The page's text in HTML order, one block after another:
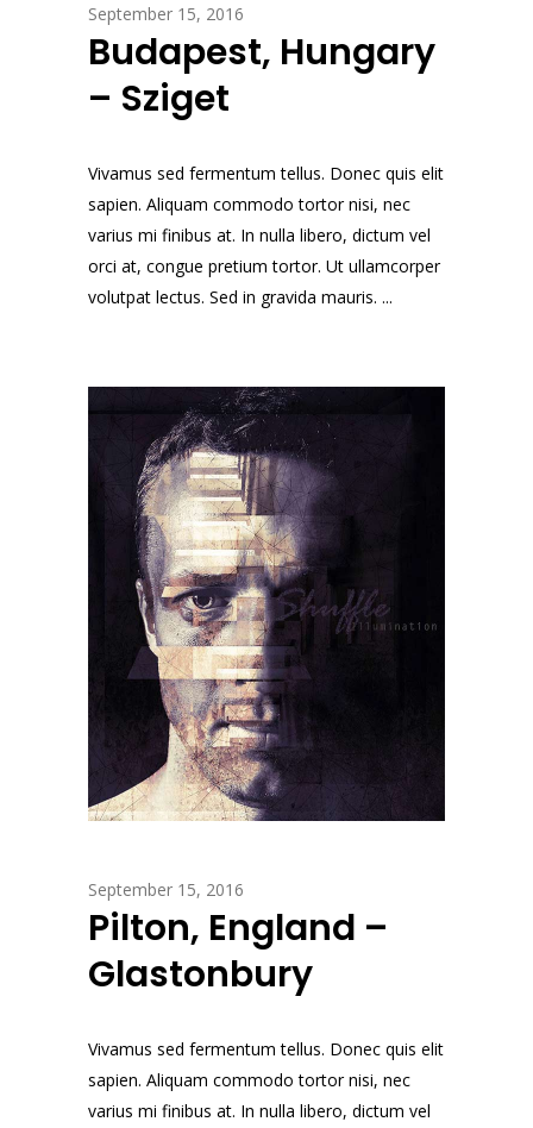
September 15, 2016
Budapest, Hungary
– Sziget
Vivamus sed fermentum tellus. Donec quis elit
sapien. Aliquam commodo tortor nisi, nec
varius mi finibus at. In nulla libero, dictum vel
orci at, congue pretium tortor. Ut ullamcorper
volutpat lectus. Sed in gravida mauris. ...
September 15, 2016
Pilton, England –
Glastonbury
Vivamus sed fermentum tellus. Donec quis elit
sapien. Aliquam commodo tortor nisi, nec
varius mi finibus at. In nulla libero, dictum vel